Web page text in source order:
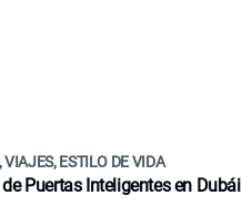
ESTILO DE VIDA
Puertas Inteligentes en Dubái